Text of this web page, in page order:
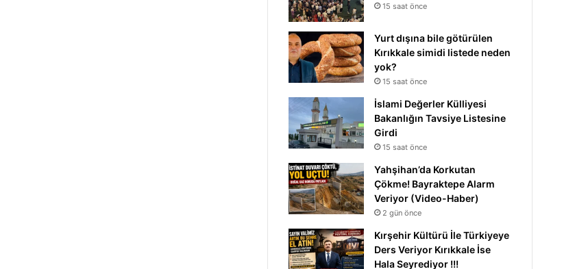
15 saat önce
Yurt dışına bile götürülen
Kırıkkale simidi listede neden
yok?
15 saat önce
İslami Değerler Külliyesi
Bakanlığın Tavsiye Listesine
Girdi
15 saat önce
Yahşihan’da Korkutan
Çökme! Bayraktepe Alarm
Veriyor (Video-Haber)
2 gün önce
Kırşehir Kültürü İle Türkiyeye
Ders Veriyor Kırıkkale İse
Hala Seyrediyor !!!